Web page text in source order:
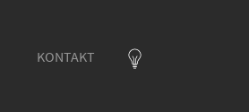
KONTAKT